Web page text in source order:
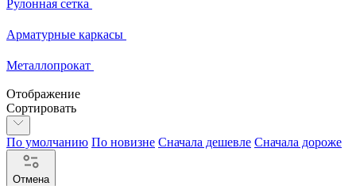
Рулонная сетка
Арматурные каркасы
Металлопрокат
Отображение
Сортировать
По умолчанию По новизне Сначала дешевле Сначала дороже
Отмена